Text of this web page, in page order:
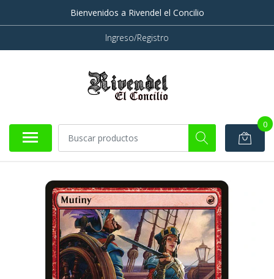
Bienvenidos a Rivendel el Concilio
Ingreso/Registro
0